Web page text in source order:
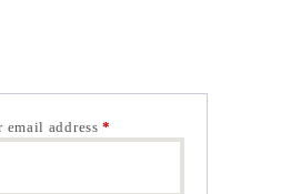
email address*